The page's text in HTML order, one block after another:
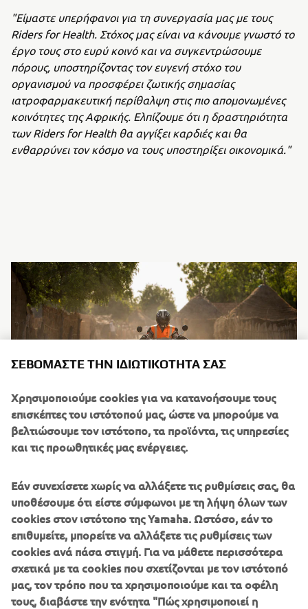
"Είμαστε υπερήφανοι για τη συνεργασία μας με τους
Riders for Health. Στόχος μας είναι να κάνουμε γνωστό το
έργο τους στο ευρύ κοινό και να συγκεντρώσουμε
πόρους, υποστηρίζοντας τον ευγενή στόχο του
οργανισμού να προσφέρει ζωτικής σημασίας
ιατροφαρμακευτική περίθαλψη στις πιο απομονωμένες
κοινότητες της Αφρικής. Ελπίζουμε ότι η δραστηριότητα
των Riders for Health θα αγγίξει καρδιές και θα
ενθαρρύνει τον κόσμο να τους υποστηρίξει οικονομικά."
ΣΕΒΌΜΑΣΤΕ ΤΗΝ ΙΔΙΩΤΙΚΌΤΗΤΆ ΣΑΣ
Χρησιμοποιούμε cookies για να κατανοήσουμε τους
επισκέπτες του ιστότοπού μας, ώστε να μπορούμε να
βελτιώσουμε τον ιστότοπο, τα προϊόντα, τις υπηρεσίες
και τις προωθητικές μας ενέργειες.
Εάν συνεχίσετε χωρίς να αλλάξετε τις ρυθμίσεις σας, θα
υποθέσουμε ότι είστε σύμφωνοι με τη λήψη όλων των
cookies στον ιστότοπο της Yamaha. Ωστόσο, εάν το
επιθυμείτε, μπορείτε να αλλάξετε τις ρυθμίσεις των
cookies ανά πάσα στιγμή. Για να μάθετε περισσότερα
σχετικά με τα cookies που σχετίζονται με τον ιστότοπό
μας, τον τρόπο που τα χρησιμοποιούμε και τα οφέλη
τους, διαβάστε την ενότητα "Πώς χρησιμοποιεί η